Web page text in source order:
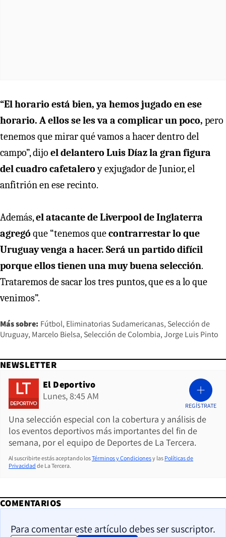
“El horario está bien, ya hemos jugado en ese
horario. A ellos se les va a complicar un poco, pero
tenemos que mirar qué vamos a hacer dentro del
campo”, dijo el delantero Luis Díaz la gran figura
del cuadro cafetaleroy exjugador de Junior, el
anfitrión en ese recinto.
Además,el atacante de Liverpool de Inglaterra
agregó que “tenemos quecontrarrestar lo que
Uruguay venga a hacer. Será un partido difícil
porque ellos tienen una muy buena selección.
Trataremos de sacar los tres puntos, que es a lo que
venimos”.
Más sobre: Fútbol Eliminatorias Sudamericanas Selección de
Uruguay Marcelo Bielsa Selección de Colombia Jorge Luis Pinto
NEWSLETTER
El Deportivo
Lunes, 8:45 AM
Una selección especial con la cobertura y análisis de
los eventos deportivos más importantes del fin de
semana, por el equipo de Deportes de La Tercera.
REGÍSTRATE
Al suscribirte estás aceptando losTérminos y Condicionesy las Políticas de
Privacidad de La Tercera.
COMENTARIOS
Para comentar este artículo debes ser suscriptor.